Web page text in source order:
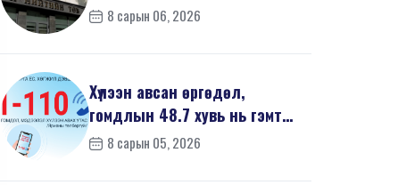
8 сарын 06, 2026
Хүлээн авсан өргөдөл,
гомдлын 48.7 хувь нь гэмт
хэргийн шинжтэй байв
8 сарын 05, 2026